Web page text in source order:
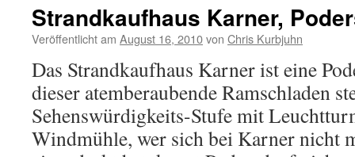
Strandkaufhaus Karner,
Veröffentlicht am August 16, 2010von Chris Kurbjuhn
Das Strandkaufhaus Karner ist eine
dieser atemberaubende Ramschladen
Sehenswürdigkeits-Stufe mit
Windmühle, wer sich bei Karner nicht